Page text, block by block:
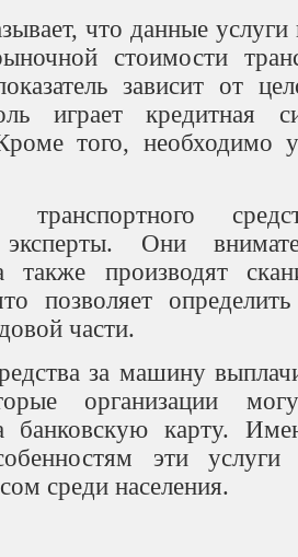
что данные
стоимости
зависит от
играет кредитная
того, необходимо
эксперты. Они
также производят
позволяет
части.
за машину
организации
банковскую карту.
эти услуги
среди населения.